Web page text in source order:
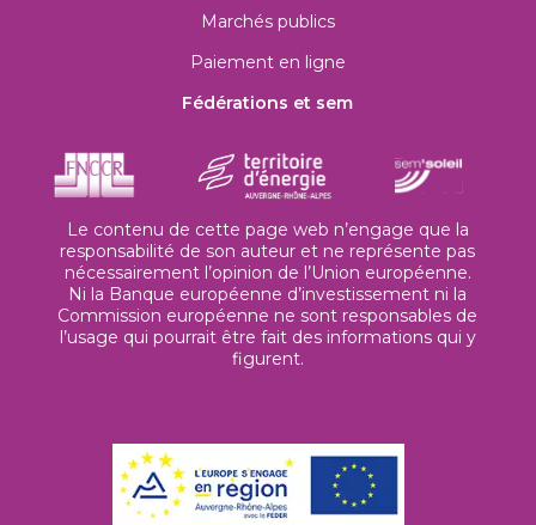
Marchés publics
Paiement en ligne
Fédérations et sem
Le contenu de cette page web n’engage que la
responsabilité de son auteur et ne représente pas
nécessairement l’opinion de l’Union européenne.
Ni la Banque européenne d’investissement ni la
Commission européenne ne sont responsables de
l’usage qui pourrait être fait des informations qui y
figurent.